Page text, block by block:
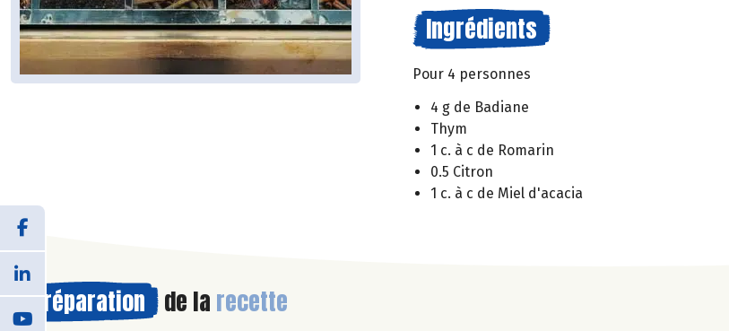
Ingrédients
Pour 4 personnes
4 g de Badiane
Thym
1 c. à c de Romarin
0.5 Citron
1 c. à c de Miel d'acacia
Préparation de la recette